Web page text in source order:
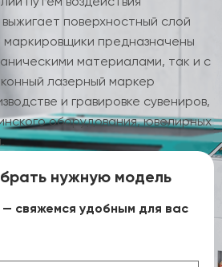
поверхностный слой
предназначены
материалами, так и с
лазерный маркер
и гравировке сувениров,
оборудования, ювелирных
нужную модель
свяжемся удобным для вас